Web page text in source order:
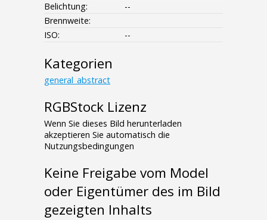
Belichtung:
--
Brennweite:
ISO:
--
Kategorien
general_abstract
RGBStock Lizenz
Wenn Sie dieses Bild herunterladen
akzeptieren Sie automatisch die
Nutzungsbedingungen
Keine Freigabe vom Model
oder Eigentümer des im Bild
gezeigten Inhalts